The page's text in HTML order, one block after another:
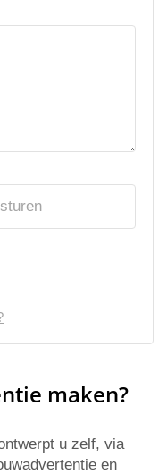
maken?
u zelf, via
en